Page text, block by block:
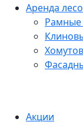
Аренда
Рамные
Акции